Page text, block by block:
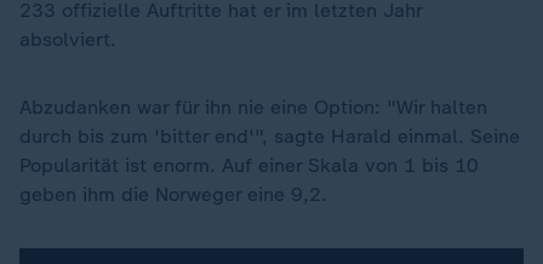
233 offizielle Auftritte hat er im letzten Jahr
absolviert.
Abzudanken war für ihn nie eine Option: "Wir halten
durch bis zum 'bitter end'", sagte Harald einmal. Seine
Popularität ist enorm. Auf einer Skala von 1 bis 10
geben ihm die Norweger eine 9,2.